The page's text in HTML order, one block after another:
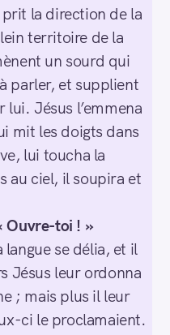
la direction de la
territoire de la
un sourd qui
parler, et supplient
lui. Jésus l’emmena
mit les doigts dans
lui toucha la
au ciel, il soupira et
Ouvre-toi ! »
langue se délia, et il
Jésus leur ordonna
; mais plus il leur
ci le proclamaient.